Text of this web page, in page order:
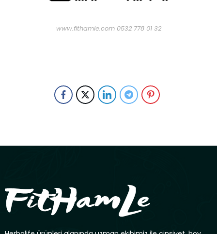
www.fithamle.com 0532 778 01 32